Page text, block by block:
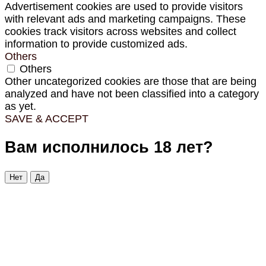
Advertisement cookies are used to provide visitors
with relevant ads and marketing campaigns. These
cookies track visitors across websites and collect
information to provide customized ads.
Others
Others
Other uncategorized cookies are those that are being
analyzed and have not been classified into a category
as yet.
SAVE & ACCEPT
Вам исполнилось 18 лет?
Нет Да